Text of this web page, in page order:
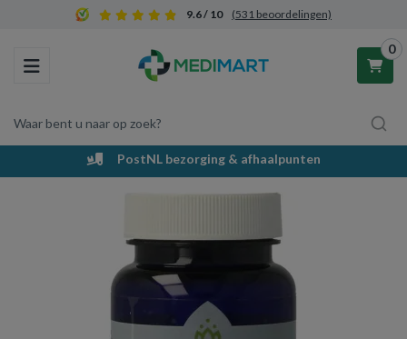
9.6 / 10 (531 beoordelingen)
Toggle navigation
Waar bent u naar op zoek?
0
Winkelwagen
Uw winkelwagen is leeg.
Vul hem met producten.
PostNL bezorging & afhaalpunten